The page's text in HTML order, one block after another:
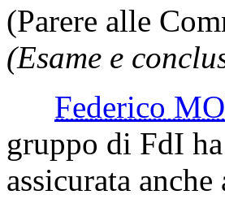
(Parere alle
(Esame e
Federico
gruppo di FdI
assicurata